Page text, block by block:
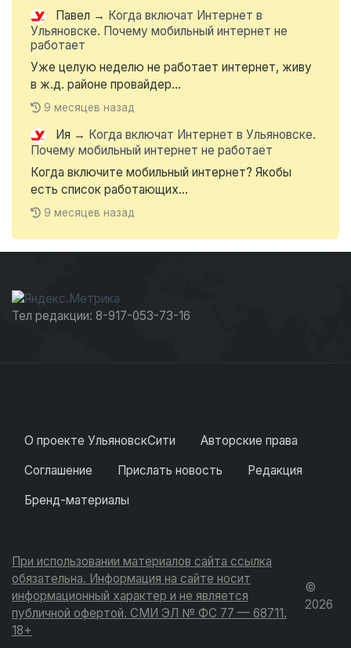
Павел → Когда включат Интернет в
Ульяновске. Почему мобильный интернет не
работает
Уже целую неделю не работает интернет, живу
в ж.д. районе провайдер...
9 месяцев назад
Ия → Когда включат Интернет в Ульяновске.
Почему мобильный интернет не работает
Когда включите мобильный интернет? Якобы
есть список работающих...
9 месяцев назад
Тел редакции: 8-917-053-73-16
О проекте УльяновскСити
Авторские права
Соглашение
Прислать новость
Редакция
Бренд-материалы
При использовании материалов сайта ссылка
обязательна. Информация на сайте носит
информационный характер и не является
публичной офертой. СМИ ЭЛ № ФС 77 — 68711.
18+
©
2026